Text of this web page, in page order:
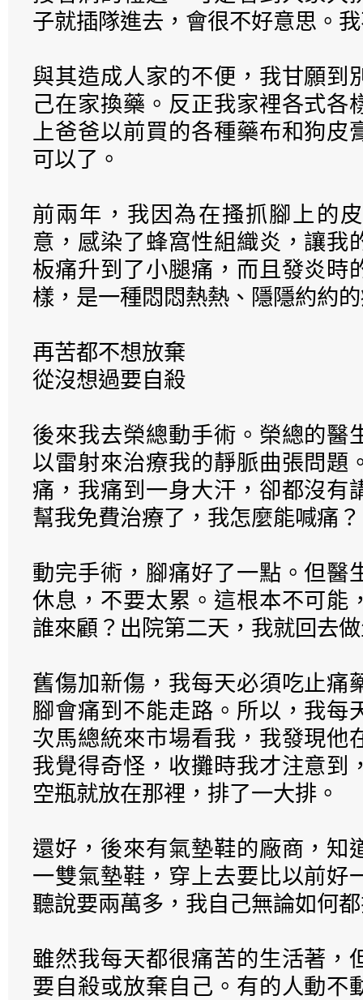
子就插隊進去，會很不好意思。
與其造成人家的不便，我甘願到
己在家換藥。反正我家裡各式各
上爸爸以前買的各種藥布和狗
可以了。
前兩年，我因為在搔抓腳上的
意，感染了蜂窩性組織炎，讓我
板痛升到了小腿痛，而且發炎時
樣，是一種悶悶熱熱、隱隱約約
再苦都不想放棄
從沒想過要自殺
後來我去榮總動手術。榮總的醫
以雷射來治療我的靜脈曲張問題
痛，我痛到一身大汗，卻都沒有
幫我免費治療了，我怎麼能喊痛？
動完手術，腳痛好了一點。但醫
休息，不要太累。這根本不可能
誰來顧？出院第二天，我就回去
舊傷加新傷，我每天必須吃止痛
腳會痛到不能走路。所以，我每
次馬總統來市場看我，我發現他
我覺得奇怪，收攤時我才注意到
空瓶就放在那裡，排了一大排。
還好，後來有氣墊鞋的廠商，知
一雙氣墊鞋，穿上去要比以前好
聽說要兩萬多，我自己無論如何
雖然我每天都很痛苦的生活著，
要自殺或放棄自己。有的人動不